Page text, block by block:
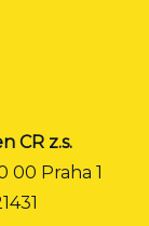
CR z.s.
00 Praha 1